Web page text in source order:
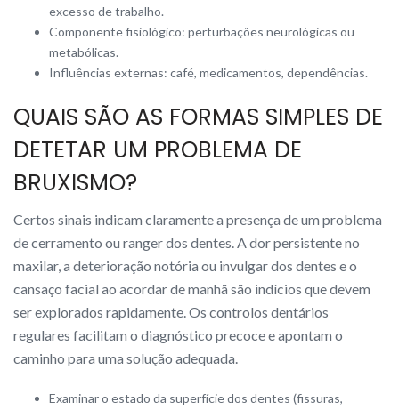
excesso de trabalho.
Componente fisiológico: perturbações neurológicas ou
metabólicas.
Influências externas: café, medicamentos, dependências.
QUAIS SÃO AS FORMAS SIMPLES DE
DETETAR UM PROBLEMA DE
BRUXISMO?
Certos sinais indicam claramente a presença de um problema
de cerramento ou ranger dos dentes. A dor persistente no
maxilar, a deterioração notória ou invulgar dos dentes e o
cansaço facial ao acordar de manhã são indícios que devem
ser explorados rapidamente. Os controlos dentários
regulares facilitam o diagnóstico precoce e apontam o
caminho para uma solução adequada.
Examinar o estado da superfície dos dentes (fissuras,